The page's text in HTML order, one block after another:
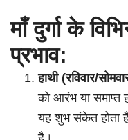
माँ दुर्गा के
प्रभाव:
हाथी (रविवार/
को आरंभ या समाप्त
यह शुभ संकेत होता है